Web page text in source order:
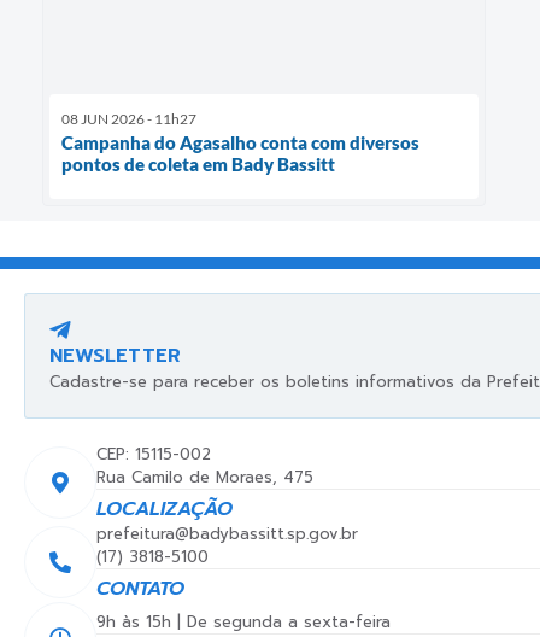
08 JUN 2026 - 11h27
Campanha do Agasalho conta com diversos
pontos de coleta em Bady Bassitt
LOCALIZAÇÃO
Rua Camilo de Moraes, 475
CEP: 15115-002
CONTATO
(17) 3818-5100
prefeitura@badybassitt.sp.gov.br
9h às 15h | De segunda a sexta-feira
NEWSLETTER
Cadastre-se para receber os boletins informativos da